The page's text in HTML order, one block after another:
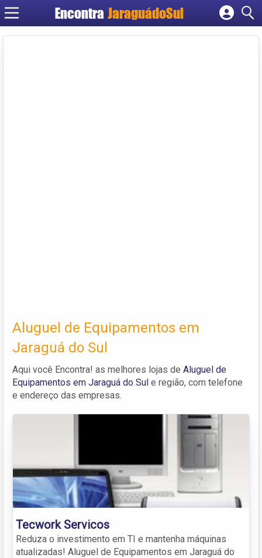
Encontra JaraguádoSul
Cadastrar empresa
Aluguel de Equipamentos em
Jaraguá do Sul
Aqui você Encontra! as melhores lojas de Aluguel de
Equipamentos em Jaraguá do Sul e região, com telefone
e endereço das empresas.
Tecwork Servicos
Reduza o investimento em TI e mantenha máquinas
atualizadas! Aluguel de Equipamentos em Jaraguá do